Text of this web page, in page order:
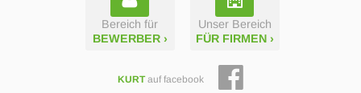
Bereich für
BEWERBER ›
Unser Bereich
FÜR FIRMEN ›
KURT auf facebook